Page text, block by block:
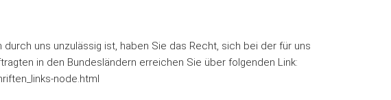
uns unzulässig ist, haben Sie das Recht, sich bei der für uns
in den Bundesländern erreichen Sie über folgenden Link:
node.html